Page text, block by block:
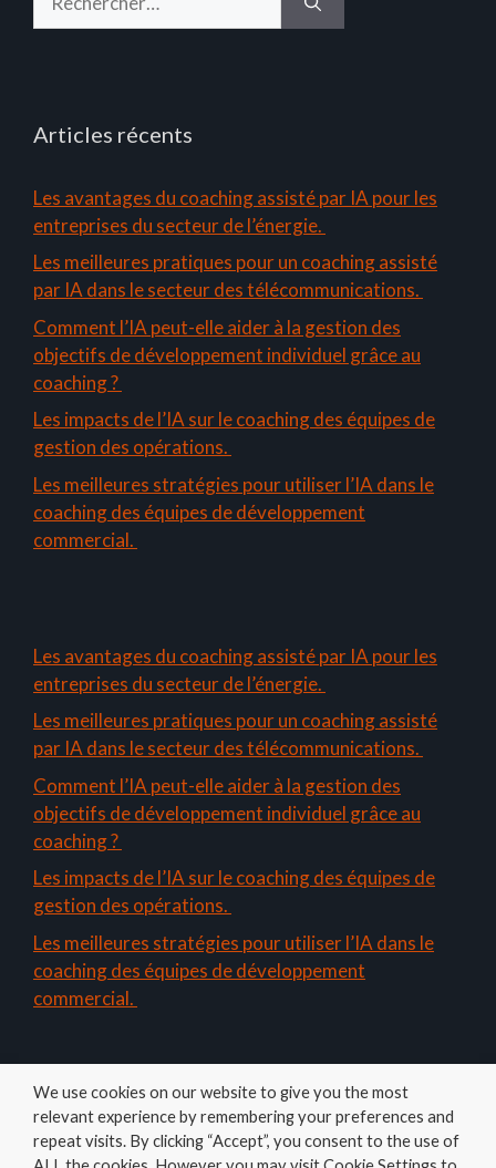
Articles récents
Les avantages du coaching assisté par IA pour les
entreprises du secteur de l’énergie.
Les meilleures pratiques pour un coaching assisté
par IA dans le secteur des télécommunications.
Comment l’IA peut-elle aider à la gestion des
objectifs de développement individuel grâce au
coaching ?
Les impacts de l’IA sur le coaching des équipes de
gestion des opérations.
Les meilleures stratégies pour utiliser l’IA dans le
coaching des équipes de développement
commercial.
Les avantages du coaching assisté par IA pour les
entreprises du secteur de l’énergie.
Les meilleures pratiques pour un coaching assisté
par IA dans le secteur des télécommunications.
Comment l’IA peut-elle aider à la gestion des
objectifs de développement individuel grâce au
coaching ?
Les impacts de l’IA sur le coaching des équipes de
gestion des opérations.
Les meilleures stratégies pour utiliser l’IA dans le
coaching des équipes de développement
commercial.
We use cookies on our website to give you the most
relevant experience by remembering your preferences and
repeat visits. By clicking “Accept”, you consent to the use of